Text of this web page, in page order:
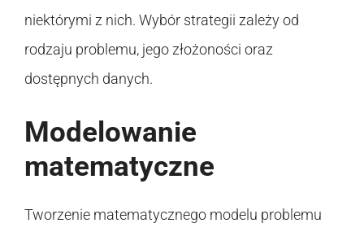
niektórymi z nich. Wybór strategii zależy od
rodzaju problemu, jego złożoności oraz
dostępnych danych.
Modelowanie
matematyczne
Tworzenie matematycznego modelu problemu